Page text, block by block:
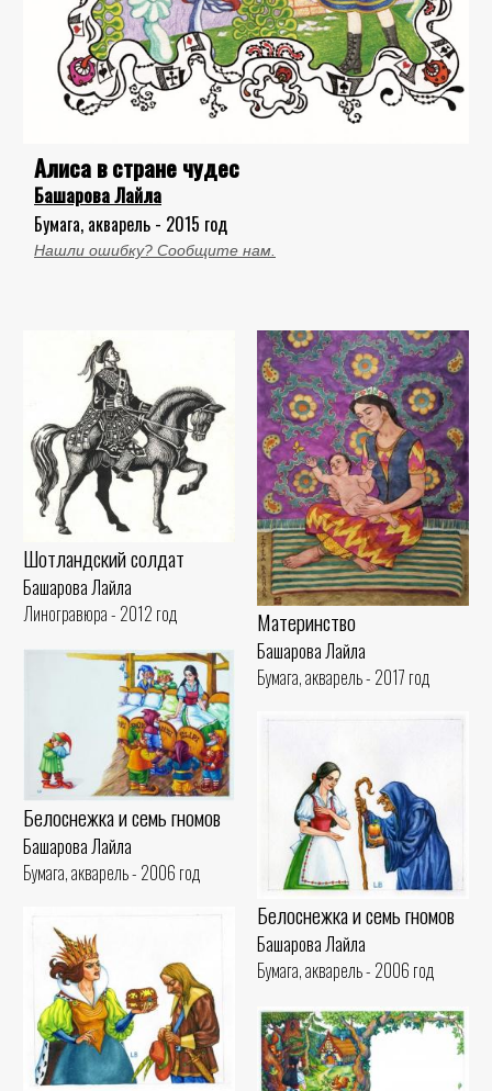
Алиса в стране чудес
Башарова Лайла
Бумага, акварель - 2015 год
Нашли ошибку? Сообщите нам.
Шотландский солдат
Башарова Лайла
Линогравюра - 2012 год
Материнство
Башарова Лайла
Бумага, акварель - 2017 год
Белоснежка и семь гномов
Башарова Лайла
Бумага, акварель - 2006 год
Белоснежка и семь гномов
Башарова Лайла
Бумага, акварель - 2006 год